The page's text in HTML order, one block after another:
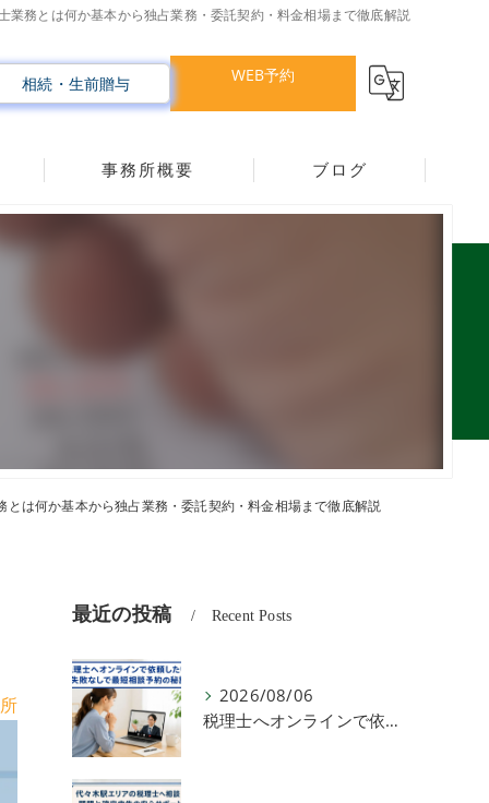
業務とは何か基本から独占業務・委託契約・料金相場まで徹底解説
相続・生前贈与 WEB予約
事務所概要 ブログ
とは何か基本から独占業務・委託契約・料金相場まで徹底解説
最近の投稿 Recent Posts
2026/08/06
税理士へオンラインで依頼したい！失敗なしで最短相談予約の秘訣